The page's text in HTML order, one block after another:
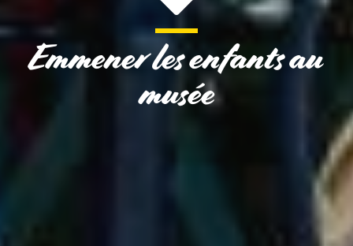
Emmener les enfants au
musée